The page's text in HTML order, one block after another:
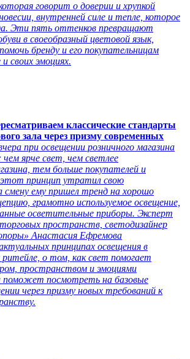
говорит о доверии и хрупкой
внутренней силе и тепле, которое
Эти пять оттенков превращают
в своеобразный цветовой язык,
бренду и его покупательницам
своих эмоциях.
классические стандарты
зала через призму современных
при освещении розничного магазина
ярче свет, чем светлее
тем больше покупателей и
принцип утратил свою
смену ему пришел тренд на хорошо
грамотно используемое освещение,
осветительные приборы. Эксперт
пространств, светодизайнер
Анастасия Ефремова
принципах освещения в
о том, как свет помогает
пространством и эмоциями
поможет посмотреть на базовые
через призму новых требований к